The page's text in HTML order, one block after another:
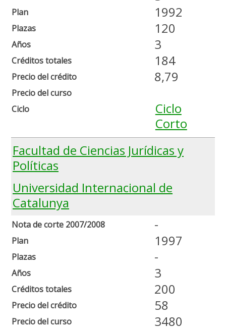
Plan
Plazas
Años
Créditos totales
Precio del crédito
Precio del curso
Ciclo
1992
120
3
184
8,79
Ciclo
Corto
Facultad de Ciencias Jurídicas y
Políticas
Universidad Internacional de
Catalunya
Nota de corte 2007/2008
Plan
Plazas
Años
Créditos totales
Precio del crédito
Precio del curso
-
1997
-
3
200
58
3480